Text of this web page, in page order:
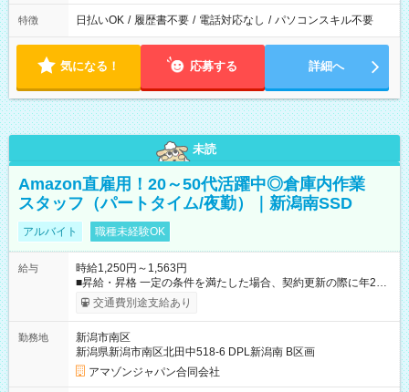
特徴 日払いOK / 履歴書不要 / 電話対応なし / パソコンスキル不要
気になる！ 応募する 詳細へ
未読
Amazon直雇用！20～50代活躍中◎倉庫内作業
スタッフ（パートタイム/夜勤）｜新潟南SSD
アルバイト 職種未経験OK
給与
時給1,250円～1,563円
■昇給・昇格 一定の条件を満たした場合、契約更新の際に年2回
まで昇給の機会があります。 ■正社員登用制度あり ※月末締/翌
月25日支払い ※時間外手当、別途支給 ※深夜割増賃金 (22:00～
☆Amazon直雇用で安定して働けます！ 【試用期間】試用期間
あり 試用期間の長さ：1週間 雇用形態、給与は本採用時と同じ
です。
交通費別途支給あり
勤務地
新潟市南区
新潟県新潟市南区北田中518-6 DPL新潟南 B区画
アマゾンジャパン合同会社